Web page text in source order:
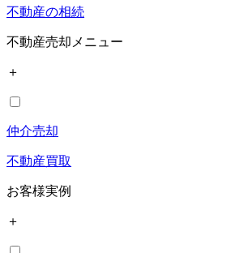
不動産の相続
不動産売却メニュー
＋
仲介売却
不動産買取
お客様実例
＋